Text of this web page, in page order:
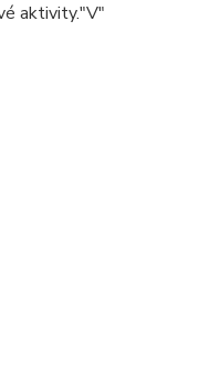
aktivity."V"